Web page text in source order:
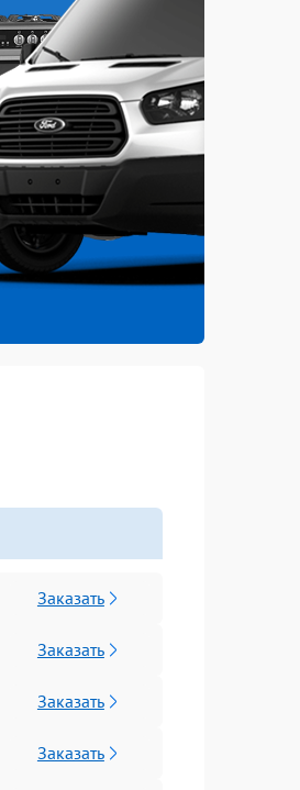
Заказать
Заказать
Заказать
Заказать